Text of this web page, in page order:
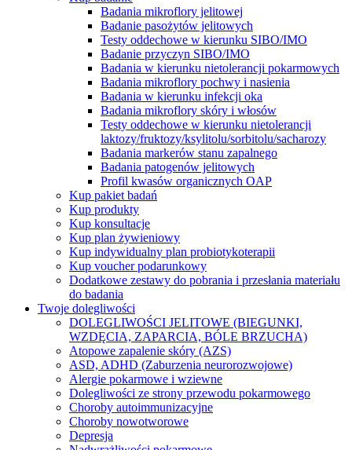
Badania mikroflory jelitowej
Badanie pasożytów jelitowych
Testy oddechowe w kierunku SIBO/IMO
Badanie przyczyn SIBO/IMO
Badania w kierunku nietolerancji pokarmowych
Badania mikroflory pochwy i nasienia
Badania w kierunku infekcji oka
Badania mikroflory skóry i włosów
Testy oddechowe w kierunku nietolerancji
laktozy/fruktozy/ksylitolu/sorbitolu/sacharozy
Badania markerów stanu zapalnego
Badania patogenów jelitowych
Profil kwasów organicznych OAP
Kup pakiet badań
Kup produkty
Kup konsultacje
Kup plan żywieniowy
Kup indywidualny plan probiotykoterapii
Kup voucher podarunkowy
Dodatkowe zestawy do pobrania i przesłania materiału
do badania
Twoje dolegliwości
DOLEGLIWOŚCI JELITOWE (BIEGUNKI,
WZDĘCIA, ZAPARCIA, BÓLE BRZUCHA)
Atopowe zapalenie skóry (AZS)
ASD, ADHD (Zaburzenia neurorozwojowe)
Alergie pokarmowe i wziewne
Dolegliwości ze strony przewodu pokarmowego
Choroby autoimmunizacyjne
Choroby nowotworowe
Depresja